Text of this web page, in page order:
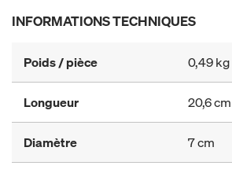
INFORMATIONS TECHNIQUES
Poids / pièce 0,49 kg
Longueur 20,6 cm
Diamètre 7 cm